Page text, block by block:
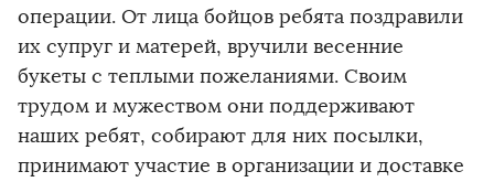
операции. От лица бойцов ребята поздравили
их супруг и матерей, вручили весенние
букеты с теплыми пожеланиями. Своим
трудом и мужеством они поддерживают
наших ребят, собирают для них посылки,
принимают участие в организации и доставке